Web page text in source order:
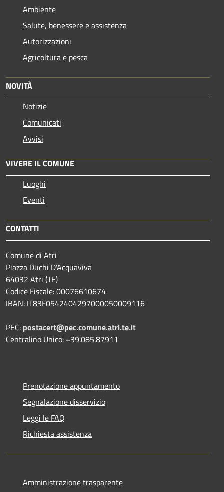
Ambiente
Salute, benessere e assistenza
Autorizzazioni
Agricoltura e pesca
NOVITÀ
Notizie
Comunicati
Avvisi
VIVERE IL COMUNE
Luoghi
Eventi
CONTATTI
Comune di Atri
Piazza Duchi D'Acquaviva
64032 Atri (TE)
Codice Fiscale: 00076610674
IBAN: IT83F0542404297000050009116
PEC: postacert@pec.comune.atri.te.it
Centralino Unico: +39.085.87911
Prenotazione appuntamento
Segnalazione disservizio
Leggi le FAQ
Richiesta assistenza
Amministrazione trasparente